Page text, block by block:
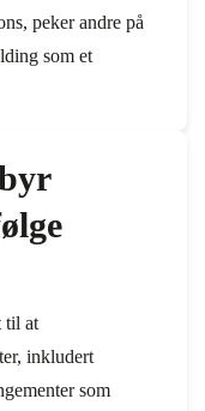
peker andre på
som et
til at
inkludert
som